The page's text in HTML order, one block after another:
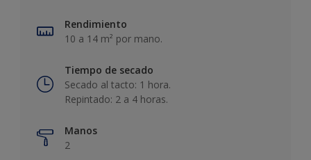
Rendimiento
10 a 14 m² por mano.
Tiempo de secado
Secado al tacto: 1 hora.
Repintado: 2 a 4 horas.
Manos
2